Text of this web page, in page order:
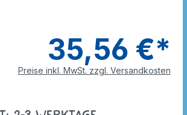
35,56 €*
Preise inkl. MwSt. zzgl. Versandkosten